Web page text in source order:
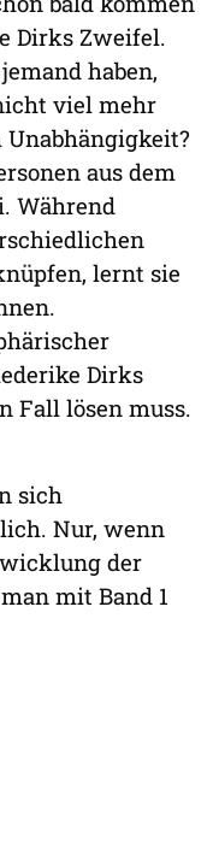
Dirks Zweifel.
haben,
viel mehr
aus dem
Während
lernt sie
Dirks
Fall lösen muss.
sich
Nur, wenn
der
mit Band 1